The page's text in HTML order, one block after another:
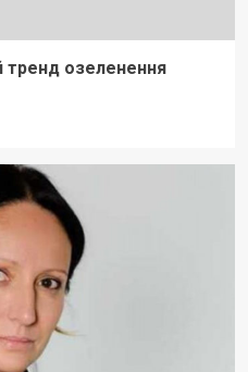
тренд озеленення